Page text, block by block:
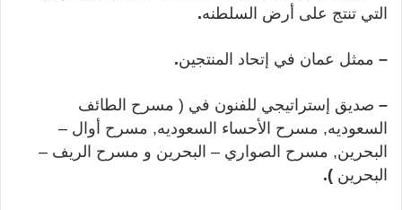
التي تنتج على أرض السلطنه.
– ممثل عمان في إتحاد المنتجين.
– صديق إستراتيجي للفنون في ( مسرح الطائف
السعوديه, مسرح الأحساء السعوديه, مسرح أوال –
البحرين, مسرح الصواري – البحرين و مسرح الريف –
البحرين ).